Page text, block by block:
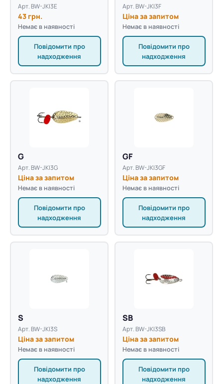
Арт. BW-JKI3E
43 грн.
Немає в наявності
Повідомити про
надходження
Арт. BW-JKI3F
Ціна за запитом
Немає в наявності
Повідомити про
надходження
G
Арт. BW-JKI3G
Ціна за запитом
Немає в наявності
Повідомити про
надходження
GF
Арт. BW-JKI3GF
Ціна за запитом
Немає в наявності
Повідомити про
надходження
S
Арт. BW-JKI3S
Ціна за запитом
Немає в наявності
Повідомити про
надходження
SB
Арт. BW-JKI3SB
Ціна за запитом
Немає в наявності
Повідомити про
надходження